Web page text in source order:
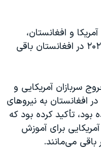
و افغانستان،
نیروهای ویژه آمریکایی تا سال ۲۰۲۴ در افغانستان باقی
سربازان آمریکایی و
افغانستان به نیروهای
سال ۲۰۱۴ خبر داده بود، تأکید کرده بود که
برای آموزش
می‌مانند.